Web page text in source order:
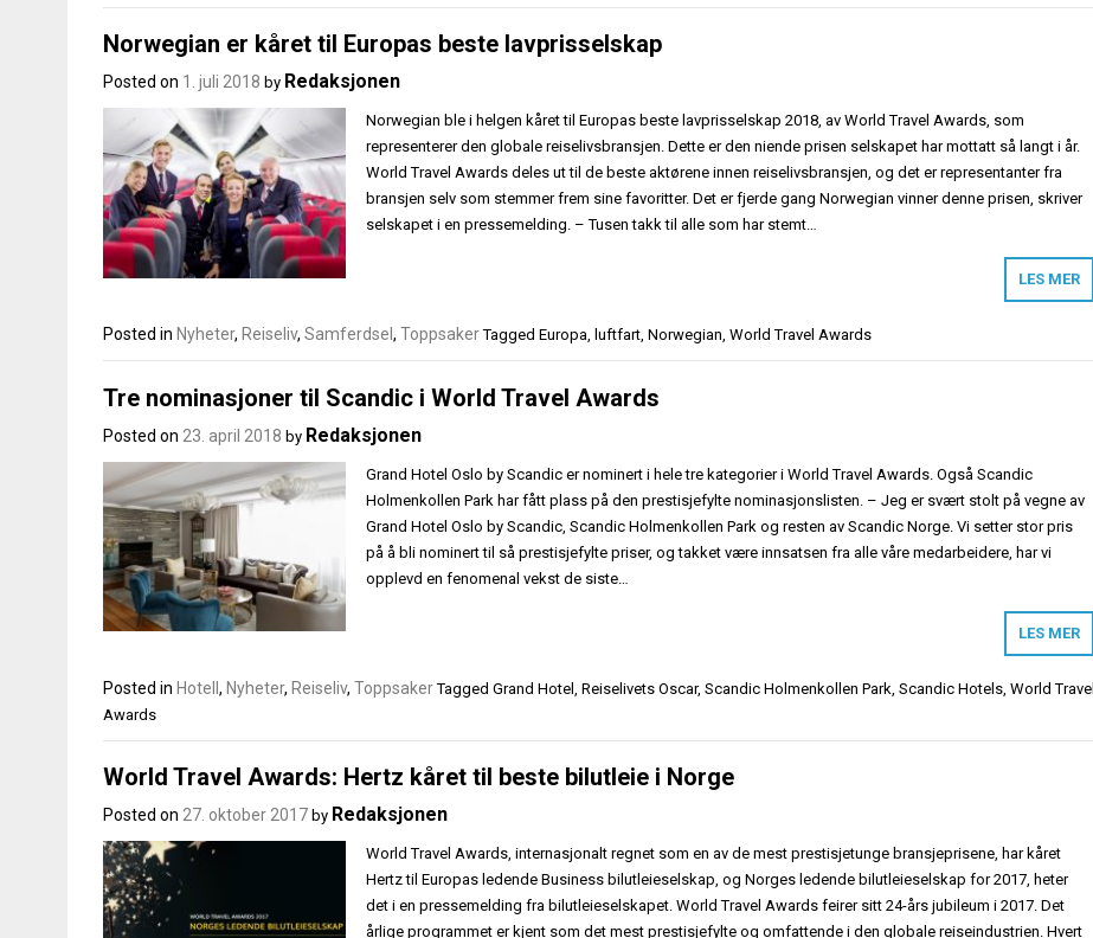
Norwegian er kåret til Europas beste lavprisselskap
Posted on 1. juli 2018 by Redaksjonen
Norwegian ble i helgen kåret til Europas beste lavprisselskap 2018, av World Travel Awards, som
representerer den globale reiselivsbransjen. Dette er den niende prisen selskapet har mottatt så langt i år.
World Travel Awards deles ut til de beste aktørene innen reiselivsbransjen, og det er representanter fra
bransjen selv som stemmer frem sine favoritter. Det er fjerde gang Norwegian vinner denne prisen, skriver
selskapet i en pressemelding. – Tusen takk til alle som har stemt…
LES MER
Posted in Nyheter, Reiseliv, Samferdsel , Toppsaker Tagged Europa, luftfart, Norwegian, World Travel Awards
Tre nominasjoner til Scandic i World Travel Awards
Posted on 23. april 2018 by Redaksjonen
Grand Hotel Oslo by Scandic er nominert i hele tre kategorier i World Travel Awards. Også Scandic
Holmenkollen Park har fått plass på den prestisjefylte nominasjonslisten. – Jeg er svært stolt på vegne av
Grand Hotel Oslo by Scandic, Scandic Holmenkollen Park og resten av Scandic Norge. Vi setter stor pris
på å bli nominert til så prestisjefylte priser, og takket være innsatsen fra alle våre medarbeidere, har vi
opplevd en fenomenal vekst de siste…
LES MER
Posted in Hotell , Nyheter, Reiseliv, Toppsaker Tagged Grand Hotel Reiselivets Oscar, Scandic Holmenkollen Park Scandic Hotels World Travel
Awards
World Travel Awards: Hertz kåret til beste bilutleie i Norge
Posted on 27. oktober 2017 by Redaksjonen
World Travel Awards, internasjonalt regnet som en av de mest prestisjetunge bransjeprisene, har kåret
Hertz til Europas ledende Business bilutleieselskap, og Norges ledende bilutleieselskap for 2017, heter
det i en pressemelding fra bilutleieselskapet. World Travel Awards feirer sitt 24-års jubileum i 2017. Det
årlige programmet er kjent som det mest prestisjefylte og omfattende i den globale reiseindustrien. Hvert